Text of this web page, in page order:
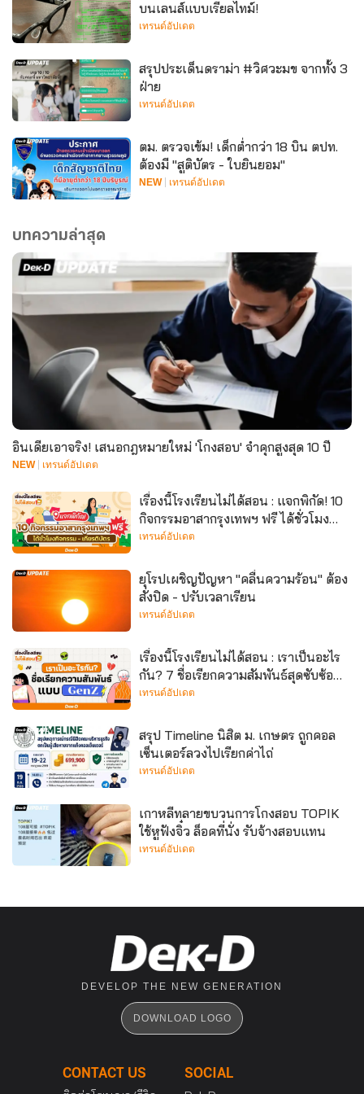
บนเลนส์แบบเรียลไทม์!
เทรนด์อัปเดต
สรุปประเด็นดราม่า #วิศวะมข จากทั้ง 3
ฝ่าย
เทรนด์อัปเดต
ตม. ตรวจเข้ม! เด็กต่ำกว่า 18 บิน ตปท.
ต้องมี "สูติบัตร - ใบยินยอม"
NEW เทรนด์อัปเดต
บทความล่าสุด
อินเดียเอาจริง! เสนอกฎหมายใหม่ 'โกงสอบ' จำคุกสูงสุด 10 ปี
NEW เทรนด์อัปเดต
เรื่องนี้โรงเรียนไม่ได้สอน : แจกพิกัด! 10
กิจกรรมอาสากรุงเทพฯ ฟรี ได้ชั่วโมง
กิจกรรม - เกียรติบัตร
เทรนด์อัปเดต
ยุโรปเผชิญปัญหา "คลื่นความร้อน" ต้อง
สั่งปิด - ปรับเวลาเรียน
เทรนด์อัปเดต
เรื่องนี้โรงเรียนไม่ได้สอน : เราเป็นอะไร
กัน? 7 ชื่อเรียกความสัมพันธ์สุดซับซ้อน
แบบ GenZ
เทรนด์อัปเดต
สรุป Timeline นิสิต ม. เกษตร ถูกคอล
เซ็นเตอร์ลวงไปเรียกค่าไถ่
เทรนด์อัปเดต
เกาหลีทลายขบวนการโกงสอบ TOPIK
ใช้หูฟังจิ๋ว ล็อคที่นั่ง รับจ้างสอบแทน
เทรนด์อัปเดต
DEVELOP THE NEW GENERATION
DOWNLOAD LOGO
CONTACT US SOCIAL